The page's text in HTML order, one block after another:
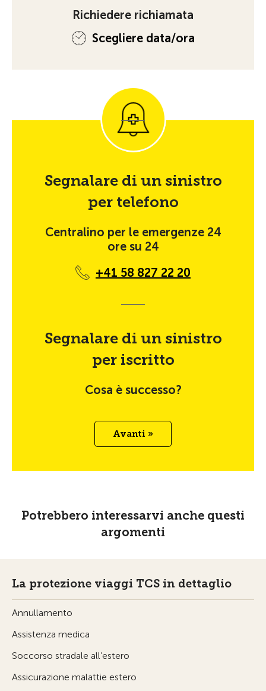
Richiedere richiamata
Scegliere data/ora
Segnalare di un sinistro
per telefono
Centralino per le emergenze 24
ore su 24
+41 58 827 22 20
Segnalare di un sinistro
per iscritto
Cosa è successo?
Avanti »
Potrebbero interessarvi anche questi
argomenti
La protezione viaggi TCS in dettaglio
Annullamento
Assistenza medica
Soccorso stradale all’estero
Assicurazione malattie estero